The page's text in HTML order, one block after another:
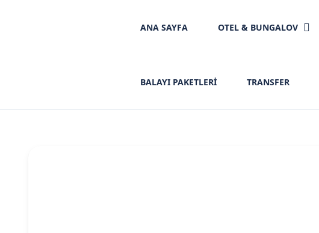
ANA SAYFA OTEL & BUNGALOV
BALAYI PAKETLERİ TRANSFER